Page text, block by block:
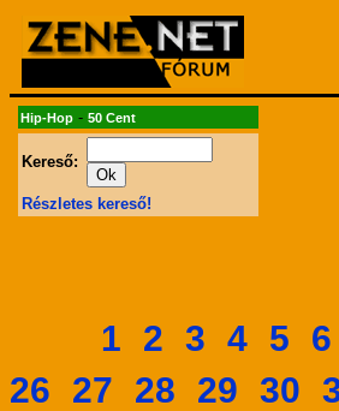
Hip-Hop - 50 Cent
Kereső:
Részletes kereső!
1 2 3 4 5 6
26 27 28 29 30